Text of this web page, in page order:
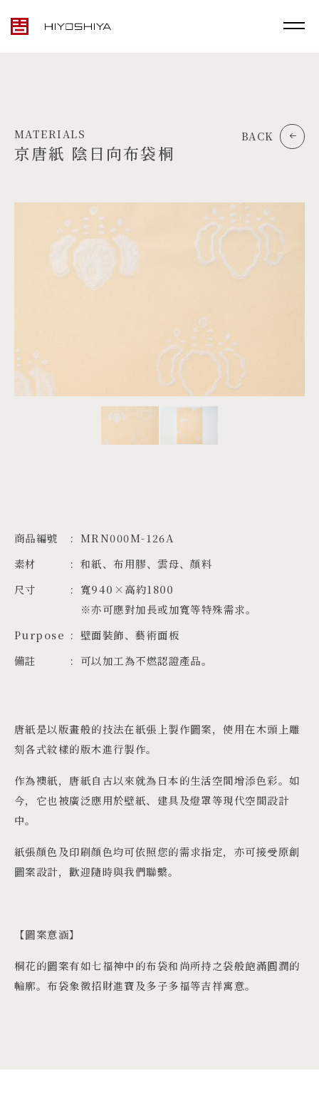
MATERIALS
PRODUCTS
ZH
MATERIALS
京唐紙 陰日向布袋桐
BACK
商品編號
MRN000M-126A
素材
和紙、布用膠、雲母、顏料
尺寸
寬940×高約1800
※亦可應對加長或加寬等特殊需求。
Purpose
壁面裝飾、藝術面板
備註
可以加工為不燃認證產品。
唐紙是以版畫般的技法在紙張上製作圖案，使用在木頭上雕
刻各式紋樣的版木進行製作。
作為襖紙，唐紙自古以來就為日本的生活空間增添色彩。如
今，它也被廣泛應用於壁紙、建具及燈罩等現代空間設計
中。
紙張顏色及印刷顏色均可依照您的需求指定，亦可接受原創
圖案設計，歡迎隨時與我們聯繫。
【圖案意涵】
桐花的圖案有如七福神中的布袋和尚所持之袋般飽滿圓潤的
輪廓。布袋象徵招財進寶及多子多福等吉祥寓意。